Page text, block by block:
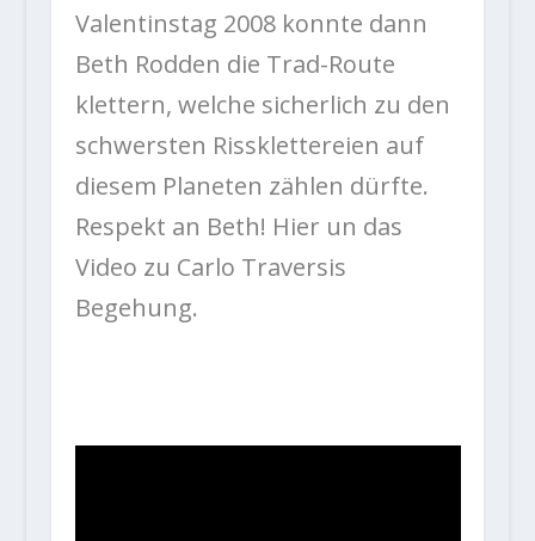
Valentinstag 2008 konnte dann
Beth Rodden die Trad-Route
klettern, welche sicherlich zu den
schwersten Rissklettereien auf
diesem Planeten zählen dürfte.
Respekt an Beth! Hier un das
Video zu Carlo Traversis
Begehung.